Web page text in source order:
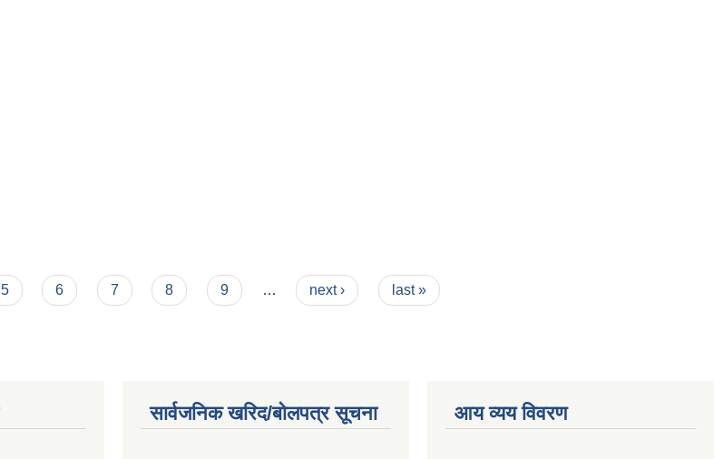
5 6 7 8 9 … next › last »
सार्वजनिक खरिद/बोलपत्र सूचना आय व्यय विवरण